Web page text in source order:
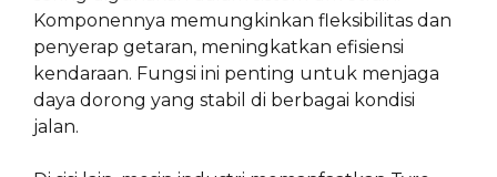
Komponennya memungkinkan fleksibilitas dan
penyerap getaran, meningkatkan efisiensi
kendaraan. Fungsi ini penting untuk menjaga
daya dorong yang stabil di berbagai kondisi
jalan.